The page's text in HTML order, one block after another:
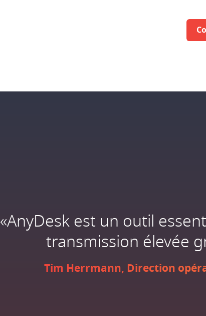
«AnyDesk est un outil
transmission élevée
Tim Herrmann, Direction